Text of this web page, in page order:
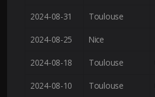
2024-08-31 Toulouse
2024-08-25 Nice
2024-08-18 Toulouse
2024-08-10 Toulouse